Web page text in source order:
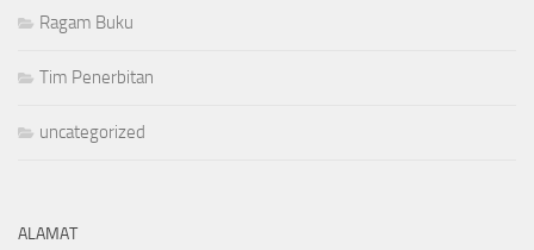
Ragam Buku
Tim Penerbitan
uncategorized
ALAMAT